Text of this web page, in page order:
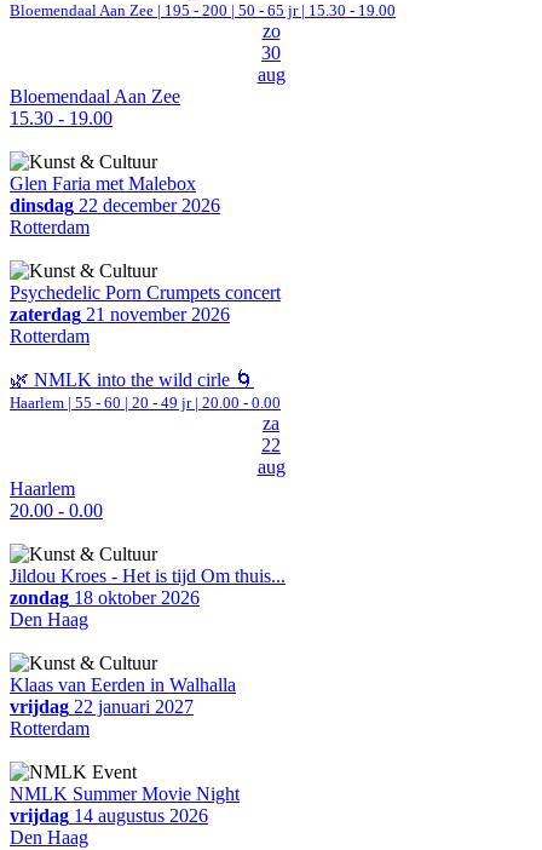
Bloemendaal Aan Zee | 195 - 200 | 50 - 65 jr | 15.30 - 19.00
zo
30
aug
Bloemendaal Aan Zee
15.30 - 19.00
Glen Faria met Malebox
dinsdag 22 december 2026
Rotterdam
Psychedelic Porn Crumpets concert
zaterdag 21 november 2026
Rotterdam
🌿 NMLK into the wild cirle 🌀
Haarlem | 55 - 60 | 20 - 49 jr | 20.00 - 0.00
za
22
aug
Haarlem
20.00 - 0.00
Jildou Kroes - Het is tijd Om thuis...
zondag 18 oktober 2026
Den Haag
Klaas van Eerden in Walhalla
vrijdag 22 januari 2027
Rotterdam
NMLK Summer Movie Night
vrijdag 14 augustus 2026
Den Haag